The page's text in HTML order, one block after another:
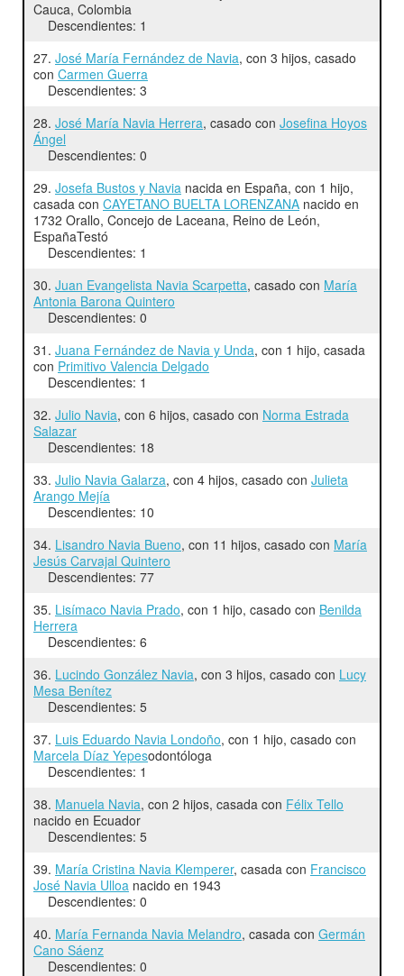
Cauca, Colombia
Descendientes: 1
27. José María Fernández de Navia, con 3 hijos, casado
con Carmen Guerra
Descendientes: 3
28. José María Navia Herrera, casado con Josefina Hoyos
Ángel
Descendientes: 0
29. Josefa Bustos y Navia nacida en España, con 1 hijo,
casada con CAYETANO BUELTA LORENZANA nacido en
1732 Orallo, Concejo de Laceana, Reino de León,
EspañaTestó
Descendientes: 1
30. Juan Evangelista Navia Scarpetta, casado con María
Antonia Barona Quintero
Descendientes: 0
31. Juana Fernández de Navia y Unda, con 1 hijo, casada
con Primitivo Valencia Delgado
Descendientes: 1
32. Julio Navia, con 6 hijos, casado con Norma Estrada
Salazar
Descendientes: 18
33. Julio Navia Galarza, con 4 hijos, casado con Julieta
Arango Mejía
Descendientes: 10
34. Lisandro Navia Bueno, con 11 hijos, casado con María
Jesús Carvajal Quintero
Descendientes: 77
35. Lisímaco Navia Prado, con 1 hijo, casado con Benilda
Herrera
Descendientes: 6
36. Lucindo González Navia, con 3 hijos, casado con Lucy
Mesa Benítez
Descendientes: 5
37. Luis Eduardo Navia Londoño, con 1 hijo, casado con
Marcela Díaz Yepesodontóloga
Descendientes: 1
38. Manuela Navia, con 2 hijos, casada con Félix Tello
nacido en Ecuador
Descendientes: 5
39. María Cristina Navia Klemperer, casada con Francisco
José Navia Ulloa nacido en 1943
Descendientes: 0
40. María Fernanda Navia Melandro, casada con Germán
Cano Sáenz
Descendientes: 0